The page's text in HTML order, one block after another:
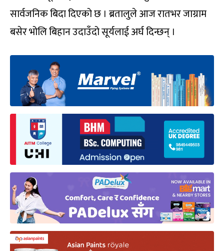
सार्वजनिक बिदा दिएको छ । ब्रतालुले आज रातभर जाग्राम
बसेर भोलि बिहान उदाउँदो सूर्यलाई अर्घ दिन्छन् ।